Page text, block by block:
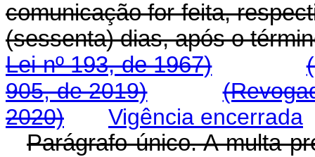
comunicação for feita,
(sessenta) dias, após o
Lei nº 193, de 1967)
905, de 2019)
2020)
Vigência encerrada
Parágrafo único. A multa